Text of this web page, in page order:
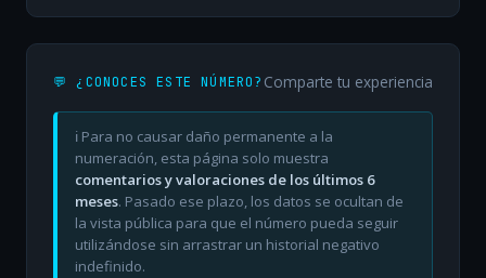
💬 ¿CONOCES ESTE NÚMERO? Comparte tu experiencia
ℹ️ Para no causar daño permanente a la
numeración, esta página solo muestra
comentarios y valoraciones de los últimos 6
meses. Pasado ese plazo, los datos se ocultan de
la vista pública para que el número pueda seguir
utilizándose sin arrastrar un historial negativo
indefinido.